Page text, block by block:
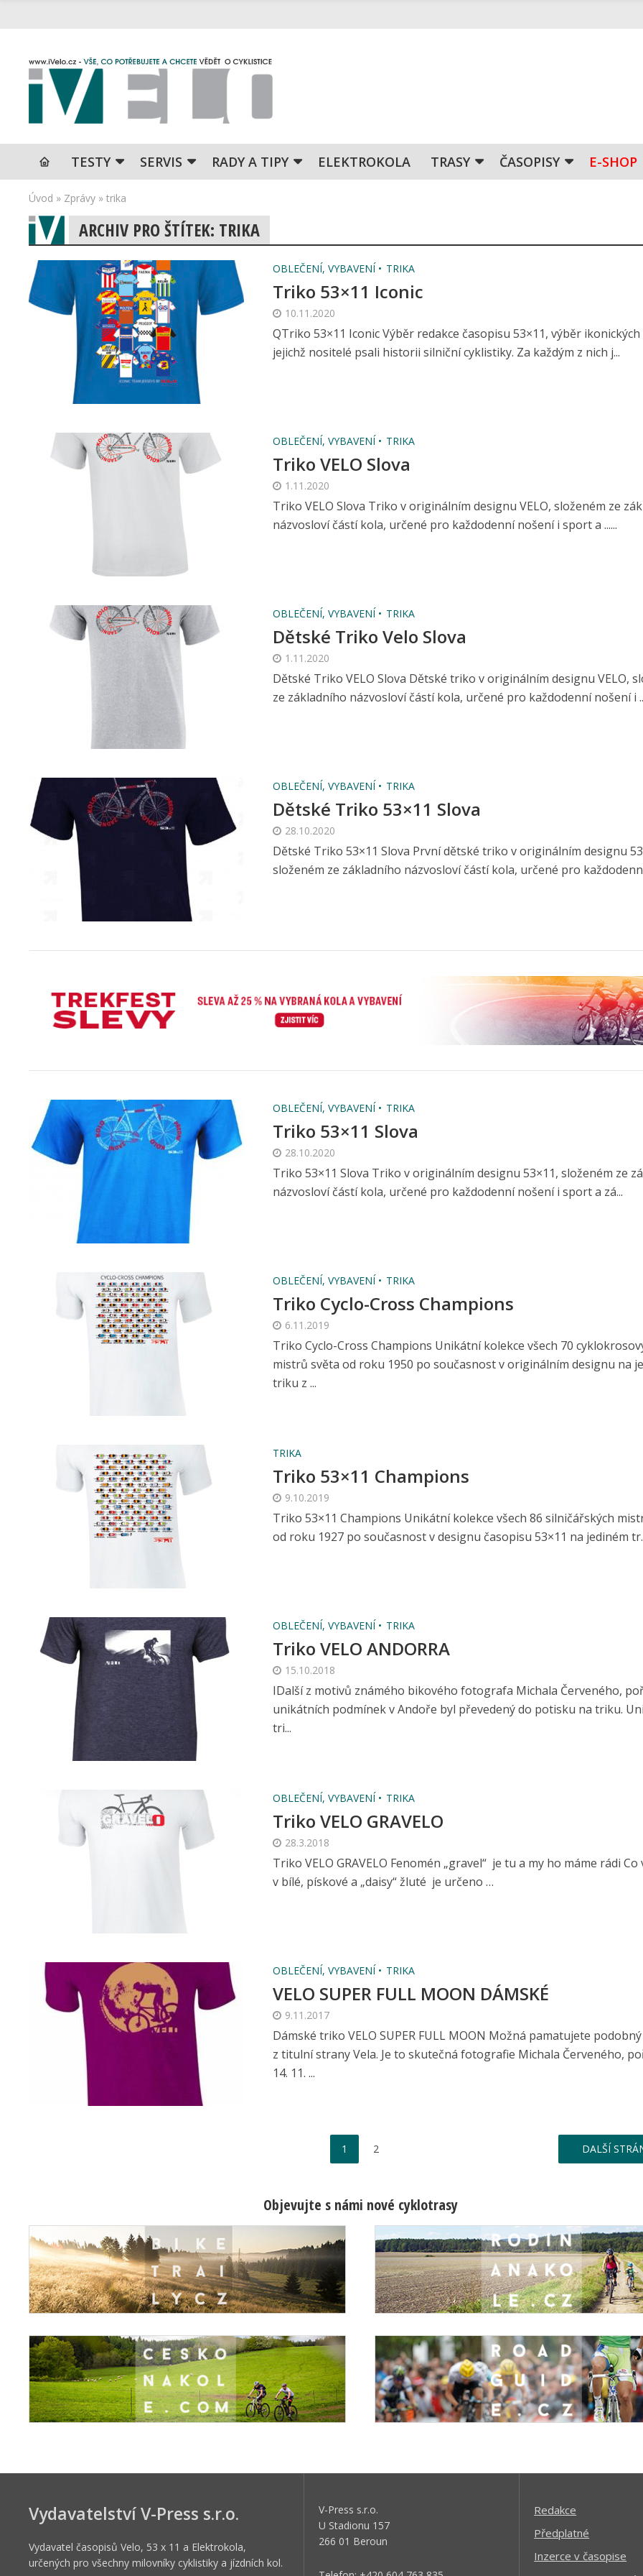
TESTY SERVIS RADY A TIPY ELEKTROKOLA TRASY ČASOPISY E-SHOP
Úvod » Zprávy » trika
ARCHIV PRO ŠTÍTEK: TRIKA
OBLEČENÍ, VYBAVENÍ TRIKA
Triko 53×11 Iconic
10.11.2020
QTriko 53×11 Iconic Výběr redakce časopisu 53×11, výběr ikonických
jejichž nositelé psali historii silniční cyklistiky. Za každým z nich j...
OBLEČENÍ, VYBAVENÍ TRIKA
Triko VELO Slova
1.11.2020
Triko VELO Slova Triko v originálním designu VELO, složeném ze
názvosloví částí kola, určené pro každodenní nošení i sport a ......
OBLEČENÍ, VYBAVENÍ TRIKA
Dětské Triko Velo Slova
1.11.2020
Dětské Triko VELO Slova Dětské triko v originálním designu VELO,
ze základního názvosloví částí kola, určené pro každodenní nošení i
OBLEČENÍ, VYBAVENÍ TRIKA
Dětské Triko 53×11 Slova
28.10.2020
Dětské Triko 53×11 Slova První dětské triko v originálním designu
složeném ze základního názvosloví částí kola, určené pro
OBLEČENÍ, VYBAVENÍ TRIKA
Triko 53×11 Slova
28.10.2020
Triko 53×11 Slova Triko v originálním designu 53×11, složeném ze
názvosloví částí kola, určené pro každodenní nošení i sport a zá...
OBLEČENÍ, VYBAVENÍ TRIKA
Triko Cyclo-Cross Champions
6.11.2019
Triko Cyclo-Cross Champions Unikátní kolekce všech 70
mistrů světa od roku 1950 po současnost v originálním designu na
triku z ...
TRIKA
Triko 53×11 Champions
9.10.2019
Triko 53×11 Champions Unikátní kolekce všech 86 silničářských
od roku 1927 po současnost v designu časopisu 53×11 na jediném
OBLEČENÍ, VYBAVENÍ TRIKA
Triko VELO ANDORRA
15.10.2018
IDalší z motivů známého bikového fotografa Michala Červeného,
unikátních podmínek v Andoře byl převedený do potisku na triku.
tri...
OBLEČENÍ, VYBAVENÍ TRIKA
Triko VELO GRAVELO
28.3.2018
Triko VELO GRAVELO Fenomén „gravel“ je tu a my ho máme rádi Co
v bílé, pískové a „daisy“ žluté je určeno …
OBLEČENÍ, VYBAVENÍ TRIKA
VELO SUPER FULL MOON DÁMSKÉ
9.11.2017
Dámské triko VELO SUPER FULL MOON Možná pamatujete
z titulní strany Vela. Je to skutečná fotografie Michala Červeného,
14. 11. ...
1 2 DALŠÍ
Objevujte s námi nové cyklotrasy
Vydavatelství V-Press s.r.o.
Vydavatel časopisů Velo, 53 x 11 a Elektrokola,
určených pro všechny milovníky cyklistiky a jízdních kol.
V-Press s.r.o.
U Stadionu 157
266 01 Beroun
Redakce
Předplatné
Inzerce v časopise